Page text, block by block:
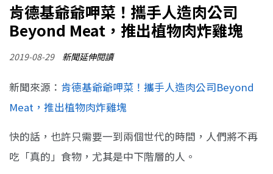
肯德基爺爺呷菜！攜手人造肉公司
Beyond Meat，推出植物肉炸雞塊
2019-08-29 新聞延伸閱讀
新聞來源： 肯德基爺爺呷菜！攜手人造肉公司Beyond
Meat，推出植物肉炸雞塊
快的話，也許只需要一到兩個世代的時間，人們將不再
吃「真的」食物，尤其是中下階層的人。